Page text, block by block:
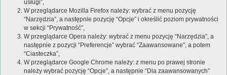
usługi”,
W przeglądarce Mozilla Firefox należy: wybrać z menu pozycję
“Narzędzia”, a następnie pozycję “Opcje” i określić poziom prywatności
w sekcji “Prywatność”,
W przeglądarce Opera należy: wybrać z menu pozycję “Narzędzia”, a
następnie z pozycji “Preferencje” wybrać “Zaawansowane”, a potem
“Ciasteczka”,
W przeglądarce Google Chrome należy: z menu po prawej stronie
należy wybrać pozycję “Opcje”, a następnie “Dla zaawansowanych”